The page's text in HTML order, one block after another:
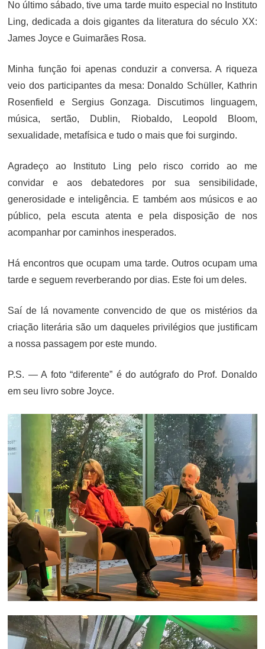
No último sábado, tive uma tarde muito especial no Instituto
Ling, dedicada a dois gigantes da literatura do século XX:
James Joyce e Guimarães Rosa.
Minha função foi apenas conduzir a conversa. A riqueza
veio dos participantes da mesa: Donaldo Schüller, Kathrin
Rosenfield e Sergius Gonzaga. Discutimos linguagem,
música, sertão, Dublin, Riobaldo, Leopold Bloom,
sexualidade, metafísica e tudo o mais que foi surgindo.
Agradeço ao Instituto Ling pelo risco corrido ao me
convidar e aos debatedores por sua sensibilidade,
generosidade e inteligência. E também aos músicos e ao
público, pela escuta atenta e pela disposição de nos
acompanhar por caminhos inesperados.
Há encontros que ocupam uma tarde. Outros ocupam uma
tarde e seguem reverberando por dias. Este foi um deles.
Saí de lá novamente convencido de que os mistérios da
criação literária são um daqueles privilégios que justificam
a nossa passagem por este mundo.
P.S. — A foto “diferente” é do autógrafo do Prof. Donaldo
em seu livro sobre Joyce.